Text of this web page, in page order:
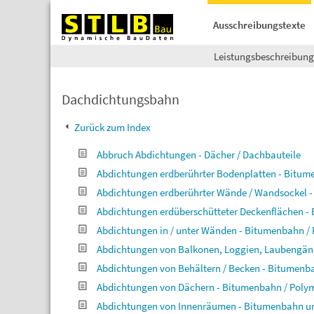
Ausschreibungstexte
Dachdichtungsbahn
Zurück zum Index
Abbruch Abdichtungen - Dächer / Dachbauteile
Abdichtungen erdberührter Bodenplatten -
Abdichtungen erdberührter Wände /
Abdichtungen erdüberschütteter Deckenflächen
Abdichtungen in / unter Wänden - Bitumenbahn
Abdichtungen von Balkonen, Loggien,
Abdichtungen von Behältern / Becken -
Abdichtungen von Dächern - Bitumenbahn /
Abdichtungen von Innenräumen - Bitumenbahn